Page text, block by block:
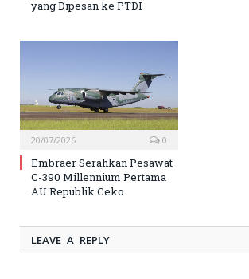
yang Dipesan ke PTDI
20/07/2026 0
Embraer Serahkan Pesawat
C-390 Millennium Pertama
AU Republik Ceko
LEAVE A REPLY